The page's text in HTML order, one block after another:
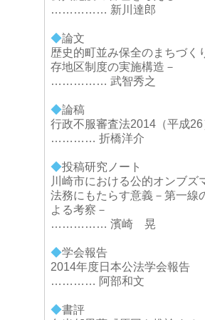
…………… 新川達郎
◆論文
歴史的町並み保全のまちづく
存地区制度の実施構造－
…………… 武智秀之
◆論稿
行政不服審査法2014（平成
………… 折橋洋介
◆投稿研究ノート
川崎市における公的オンブズ
法務にもたらす意義－第一線
よる考察－
…………… 濱崎 晃
◆学会報告
2014年度日本公法学会報告
………… 阿部和文
◆書評